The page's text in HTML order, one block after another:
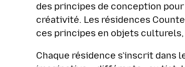
des principes de conception
créativité. Les résidences
ces principes en objets
Chaque résidence s’inscrit dans